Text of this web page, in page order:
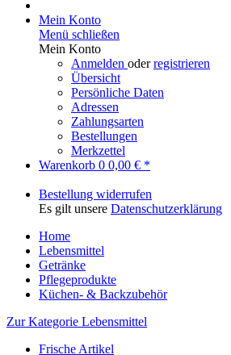
Mein Konto
Menü schließen
Mein Konto
Anmelden oderregistrieren
Übersicht
Persönliche Daten
Adressen
Zahlungsarten
Bestellungen
Merkzettel
Warenkorb 0 0,00 € *
Bestellung widerrufen
Es gilt unsere Datenschutzerklärung
Home
Lebensmittel
Getränke
Pflegeprodukte
Küchen- & Backzubehör
Zur Kategorie Lebensmittel
Frische Artikel